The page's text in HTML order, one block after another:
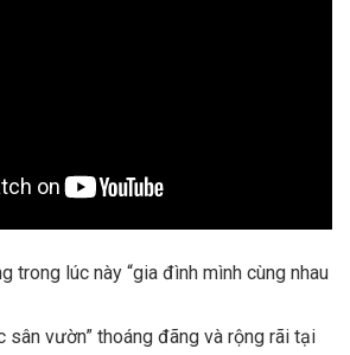
trong lúc này “gia đình mình cùng nhau
sân vườn” thoáng đãng và rộng rãi tại